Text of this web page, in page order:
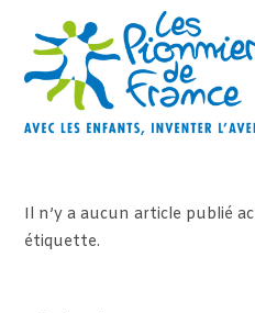
content
Il n’y a aucun article publié
étiquette.